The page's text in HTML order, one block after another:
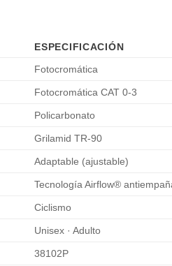
ESPECIFICACIÓN
Fotocromática
Fotocromática CAT 0-3
Policarbonato
Grilamid TR-90
Adaptable (ajustable)
Tecnología Airflow®
Ciclismo
Unisex · Adulto
38102P